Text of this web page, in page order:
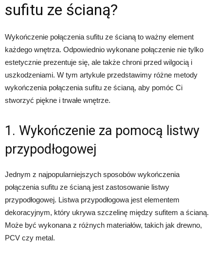
sufitu ze ścianą?
Wykończenie połączenia sufitu ze ścianą to ważny element
każdego wnętrza. Odpowiednio wykonane połączenie nie tylko
estetycznie prezentuje się, ale także chroni przed wilgocią i
uszkodzeniami. W tym artykule przedstawimy różne metody
wykończenia połączenia sufitu ze ścianą, aby pomóc Ci
stworzyć piękne i trwałe wnętrze.
1. Wykończenie za pomocą listwy
przypodłogowej
Jednym z najpopularniejszych sposobów wykończenia
połączenia sufitu ze ścianą jest zastosowanie listwy
przypodłogowej. Listwa przypodłogowa jest elementem
dekoracyjnym, który ukrywa szczelinę między sufitem a ścianą.
Może być wykonana z różnych materiałów, takich jak drewno,
PCV czy metal.